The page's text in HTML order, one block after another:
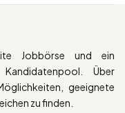
Jobbörse und ein
Über
geeignete
zu finden.